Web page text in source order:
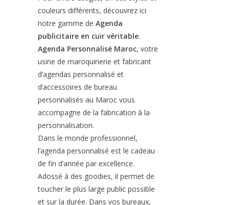
couleurs différents, découvrez ici
notre gamme de Agenda
publicitaire en cuir véritable.
Agenda Personnalisé Maroc, votre
usine de maroquinerie et fabricant
d’agendas personnalisé et
d’accessoires de bureau
personnalisés au Maroc vous
accompagne de la fabrication à la
personnalisation.
Dans le monde professionnel,
l’agenda personnalisé est le cadeau
de fin d’année par excellence.
Adossé à des goodies, il permet de
toucher le plus large public possible
et sur la durée. Dans vos bureaux,